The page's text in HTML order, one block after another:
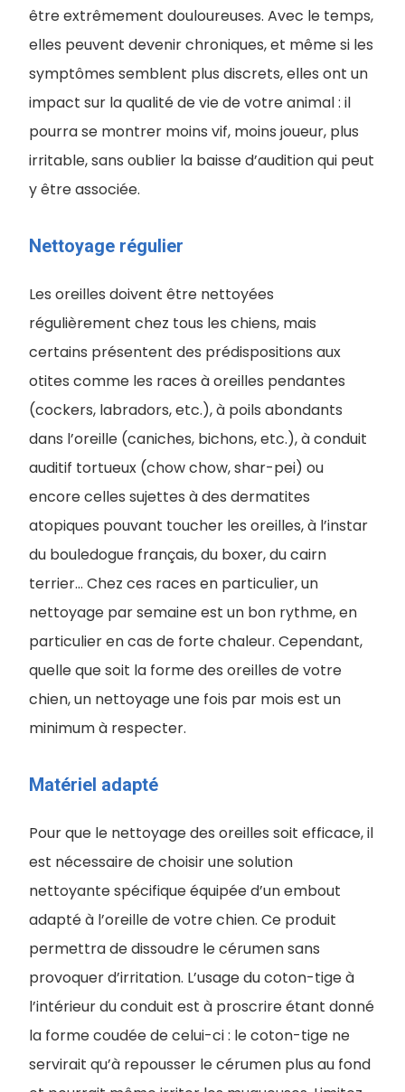
être extrêmement douloureuses. Avec le temps,
elles peuvent devenir chroniques, et même si les
symptômes semblent plus discrets, elles ont un
impact sur la qualité de vie de votre animal : il
pourra se montrer moins vif, moins joueur, plus
irritable, sans oublier la baisse d’audition qui peut
y être associée.
Nettoyage régulier
Les oreilles doivent être nettoyées
régulièrement chez tous les chiens, mais
certains présentent des prédispositions aux
otites comme les races à oreilles pendantes
(cockers, labradors, etc.), à poils abondants
dans l’oreille (caniches, bichons, etc.), à conduit
auditif tortueux (chow chow, shar-pei) ou
encore celles sujettes à des dermatites
atopiques pouvant toucher les oreilles, à l’instar
du bouledogue français, du boxer, du cairn
terrier... Chez ces races en particulier, un
nettoyage par semaine est un bon rythme, en
particulier en cas de forte chaleur. Cependant,
quelle que soit la forme des oreilles de votre
chien, un nettoyage une fois par mois est un
minimum à respecter.
Matériel adapté
Pour que le nettoyage des oreilles soit efficace, il
est nécessaire de choisir une solution
nettoyante spécifique équipée d’un embout
adapté à l’oreille de votre chien. Ce produit
permettra de dissoudre le cérumen sans
provoquer d’irritation. L’usage du coton-tige à
l’intérieur du conduit est à proscrire étant donné
la forme coudée de celui-ci : le coton-tige ne
servirait qu’à repousser le cérumen plus au fond